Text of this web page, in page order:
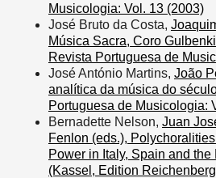
Musicologia: Vol. 13 (2003)
José Bruto da Costa,
Música Sacra, Coro
Revista Portuguesa de
José António Martins, João
analítica da música do
Portuguesa de Musicologia:
Bernadette Nelson, Juan
Fenlon (eds.),
Power in Italy, Spain and
(Kassel, Edition